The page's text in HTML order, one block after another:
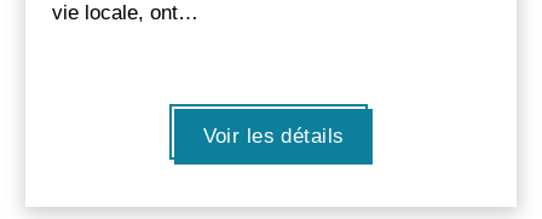
vie locale, ont…
Voir les détails